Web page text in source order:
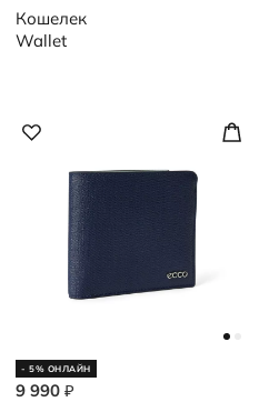
Кошелек
Wallet
- 5% ОНЛАЙН
9 990 ₽